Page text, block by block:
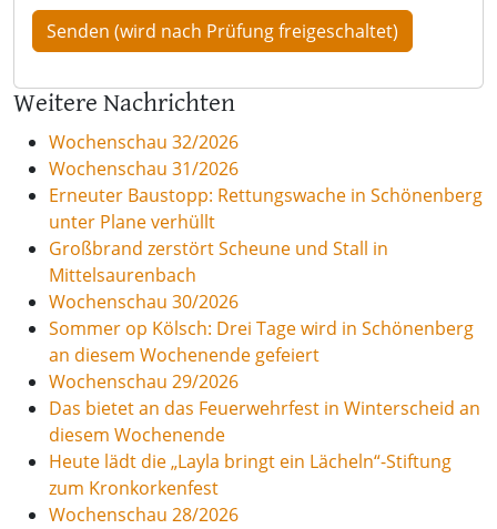
Weitere Nachrichten
Wochenschau 32/2026
Wochenschau 31/2026
Erneuter Baustopp: Rettungswache in Schönenberg
unter Plane verhüllt
Großbrand zerstört Scheune und Stall in
Mittelsaurenbach
Wochenschau 30/2026
Sommer op Kölsch: Drei Tage wird in Schönenberg
an diesem Wochenende gefeiert
Wochenschau 29/2026
Das bietet an das Feuerwehrfest in Winterscheid an
diesem Wochenende
Heute lädt die „Layla bringt ein Lächeln“-Stiftung
zum Kronkorkenfest
Wochenschau 28/2026